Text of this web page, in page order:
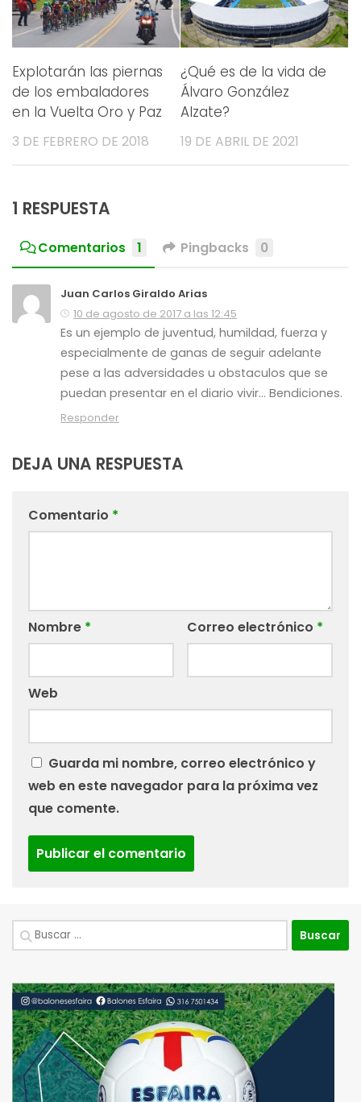
Explotarán las piernas
de los embaladores
en la Vuelta Oro y Paz
3 DE FEBRERO DE 2018
¿Qué es de la vida de
Álvaro González
Alzate?
19 DE ABRIL DE 2021
1 RESPUESTA
Comentarios 1 Pingbacks 0
Juan Carlos Giraldo Arias
10 de agosto de 2017 a las 12:45
Es un ejemplo de juventud, humildad, fuerza y
especialmente de ganas de seguir adelante
pese a las adversidades u obstaculos que se
puedan presentar en el diario vivir… Bendiciones.
Responder
DEJA UNA RESPUESTA
Comentario *
Nombre * Correo electrónico *
Web
Guarda mi nombre, correo electrónico y
web en este navegador para la próxima vez
que comente.
Buscar: